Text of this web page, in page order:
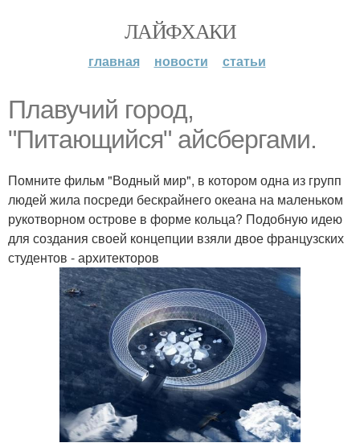
ЛАЙФХАКИ
главная новости статьи
Плавучий город,
"Питающийся" айсбергами.
Помните фильм "Водный мир", в котором одна из групп
людей жила посреди бескрайнего океана на маленьком
рукотворном острове в форме кольца? Подобную идею
для создания своей концепции взяли двое французских
студентов - архитекторов